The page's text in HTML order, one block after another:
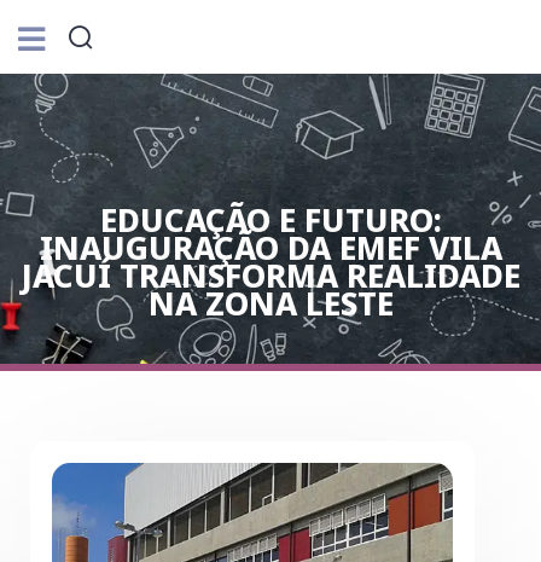
EDUCAÇÃO E FUTURO:
INAUGURAÇÃO DA EMEF VILA
JACUÍ TRANSFORMA REALIDADE
NA ZONA LESTE